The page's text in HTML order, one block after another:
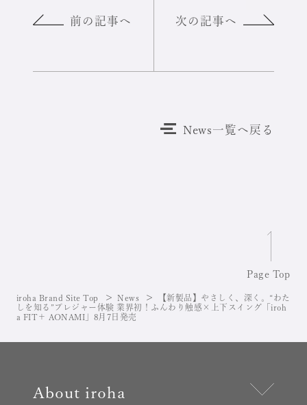
前の記事へ
News一覧へ戻る
次の記事へ
Page Top
iroha Brand Site Top News
【新製品】やさしく、深く。“わた
しを知る”プレジャー体験 業界初！ふんわり触感×上下スイング「iroh
a FIT＋ AONAMI」8月7日発売
About iroha